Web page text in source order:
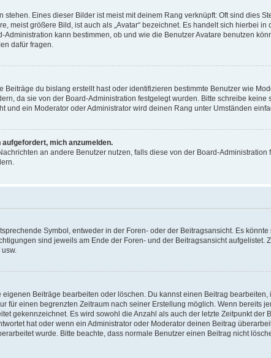
Eines dieser Bilder ist meist mit deinem Rang verknüpft: Oft sind dies
meist größere Bild, ist auch als „Avatar“ bezeichnet. Es handelt sich hierbei
kann bestimmen, ob und wie die Benutzer Avatare benutzen
dafür fragen.
du bislang erstellt hast oder identifizieren bestimmte Benutzer wie
da sie von der Board-Administration festgelegt wurden. Bitte schreibe keine
ein Moderator oder Administrator wird deinen Rang unter Umständen
mich anzumelden.
an andere Benutzer nutzen, falls diese von der Board-Administration
Symbol, entweder in der Foren- oder der Beitragsansicht. Es
sind jeweils am Ende der Foren- und der Beitragsansicht aufgelistet.
Beiträge bearbeiten oder löschen. Du kannst einen Beitrag bearbeiten,
für einen begrenzten Zeitraum nach seiner Erstellung möglich. Wenn bereits
gekennzeichnet. Es wird sowohl die Anzahl als auch der letzte Zeitpunkt der
hat oder wenn ein Administrator oder Moderator deinen Beitrag
wurde. Bitte beachte, dass normale Benutzer einen Beitrag nicht